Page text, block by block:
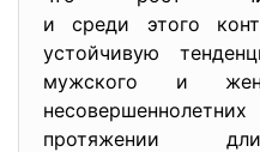
и среди этого
устойчивую
мужского и
протяжении